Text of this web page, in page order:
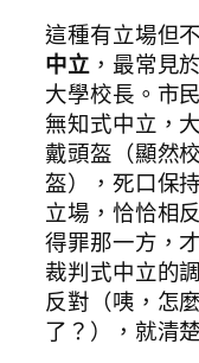
這種有立場但
中立，最常見
大學校長。市
無知式中立，
戴頭盔（顯然
盔），死口保
立場，恰恰相
得罪那一方，
裁判式中立的
反對（咦，怎
了？），就清